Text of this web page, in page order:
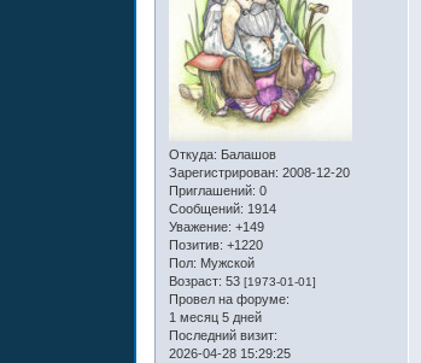
Откуда: Балашов
Зарегистрирован: 2008-12-20
Приглашений: 0
Сообщений: 1914
Уважение: +149
Позитив: +1220
Пол: Мужской
Возраст: 53 [1973-01-01]
Провел на форуме:
1 месяц 5 дней
Последний визит:
2026-04-28 15:29:25